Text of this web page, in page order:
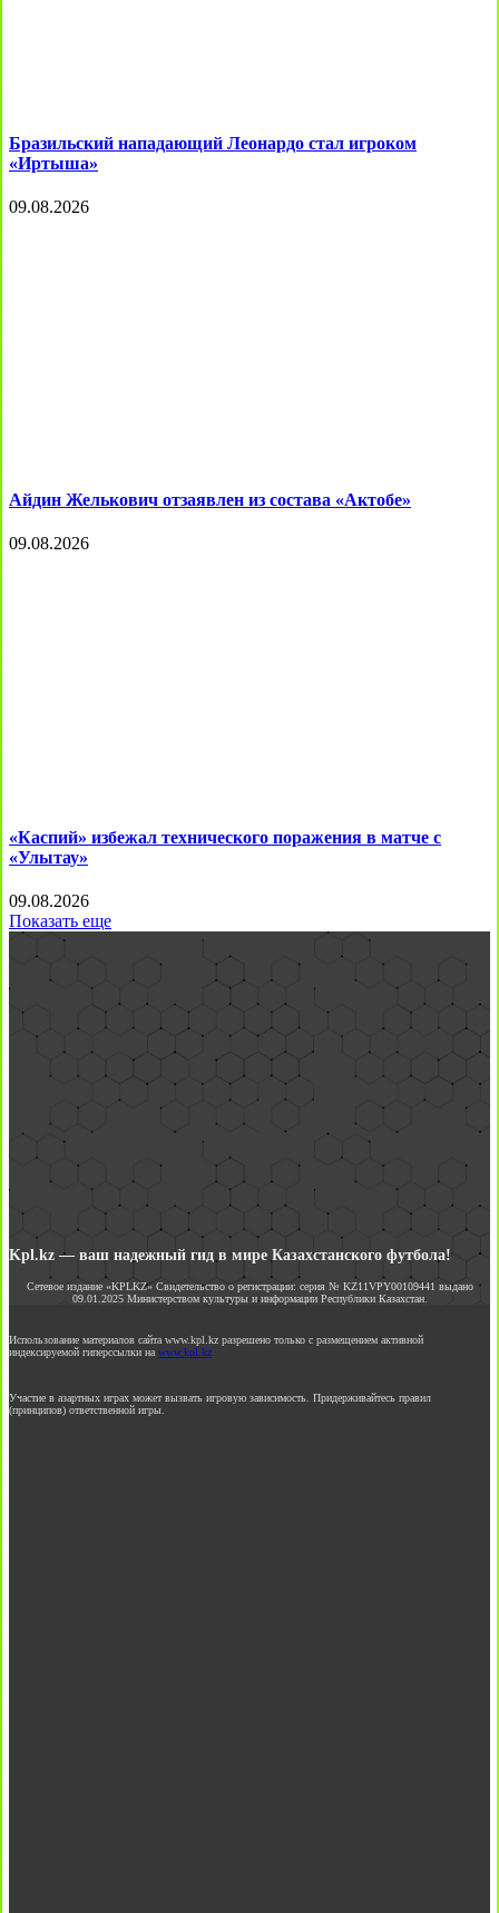
Бразильский нападающий Леонардо стал игроком
«Иртыша»
09.08.2026
Айдин Желькович отзаявлен из состава «Актобе»
09.08.2026
«Каспий» избежал технического поражения в матче с
«Улытау»
09.08.2026
Показать еще
Kpl.kz — ваш надежный гид в мире Казахстанского футбола!
Сетевое издание «KPLKZ» Свидетельство о регистрации: серия № KZ11VPY00109441 выдано
09.01.2025 Министерством культуры и информации Республики Казахстан.
Использование материалов сайта www.kpl.kz разрешено только с размещением активной
индексируемой гиперссылки на www.kpl.kz
Участие в азартных играх может вызвать игровую зависимость. Придерживайтесь правил
(принципов) ответственной игры.